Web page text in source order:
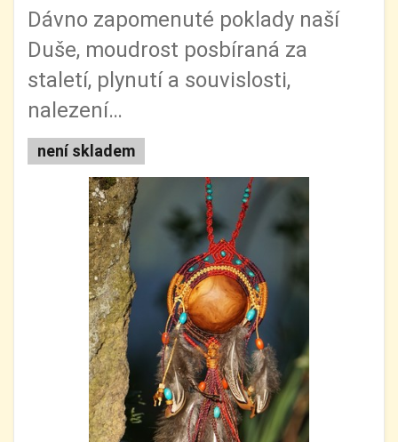
Dávno zapomenuté poklady naší
Duše, moudrost posbíraná za
staletí, plynutí a souvislosti,
nalezení…
není skladem